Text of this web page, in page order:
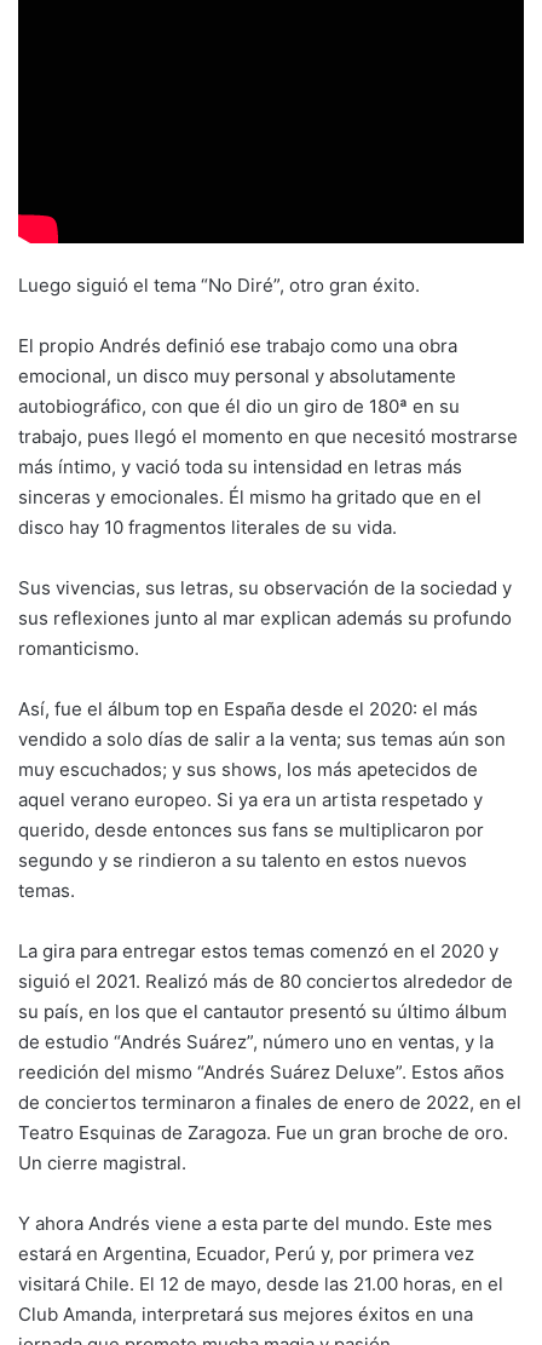
Luego siguió el tema “No Diré”, otro gran éxito.
El propio Andrés definió ese trabajo como una obra
emocional, un disco muy personal y absolutamente
autobiográfico, con que él dio un giro de 180ª en su
trabajo, pues llegó el momento en que necesitó mostrarse
más íntimo, y vació toda su intensidad en letras más
sinceras y emocionales. Él mismo ha gritado que en el
disco hay 10 fragmentos literales de su vida.
Sus vivencias, sus letras, su observación de la sociedad y
sus reflexiones junto al mar explican además su profundo
romanticismo.
Así, fue el álbum top en España desde el 2020: el más
vendido a solo días de salir a la venta; sus temas aún son
muy escuchados; y sus shows, los más apetecidos de
aquel verano europeo. Si ya era un artista respetado y
querido, desde entonces sus fans se multiplicaron por
segundo y se rindieron a su talento en estos nuevos
temas.
La gira para entregar estos temas comenzó en el 2020 y
siguió el 2021. Realizó más de 80 conciertos alrededor de
su país, en los que el cantautor presentó su último álbum
de estudio “Andrés Suárez”, número uno en ventas, y la
reedición del mismo “Andrés Suárez Deluxe”. Estos años
de conciertos terminaron a finales de enero de 2022, en el
Teatro Esquinas de Zaragoza. Fue un gran broche de oro.
Un cierre magistral.
Y ahora Andrés viene a esta parte del mundo. Este mes
estará en Argentina, Ecuador, Perú y, por primera vez
visitará Chile. El 12 de mayo, desde las 21.00 horas, en el
Club Amanda, interpretará sus mejores éxitos en una